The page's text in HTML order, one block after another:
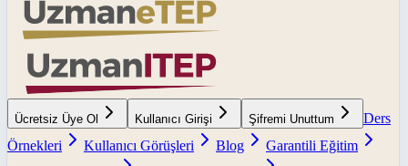
Ücretsiz Üye Ol Kullanıcı Girişi Şifremi Unuttum
Ders
Örnekleri
Kullanıcı Görüşleri Blog
Garantili Eğitim